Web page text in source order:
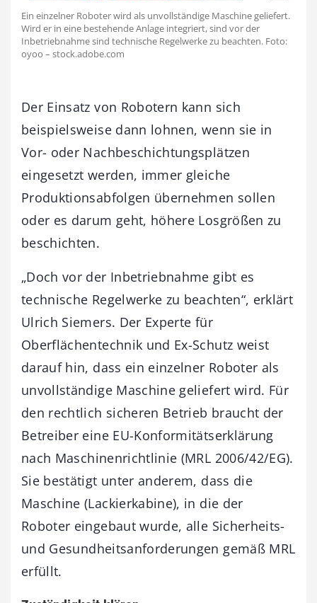
Ein einzelner Roboter wird als unvollständige Maschine geliefert.
Wird er in eine bestehende Anlage integriert, sind vor der
Inbetriebnahme sind technische Regelwerke zu beachten. Foto:
oyoo – stock.adobe.com
Der Einsatz von Robotern kann sich
beispielsweise dann lohnen, wenn sie in
Vor- oder Nachbeschichtungsplätzen
eingesetzt werden, immer gleiche
Produktionsabfolgen übernehmen sollen
oder es darum geht, höhere Losgrößen zu
beschichten.
„Doch vor der Inbetriebnahme gibt es
technische Regelwerke zu beachten“, erklärt
Ulrich Siemers. Der Experte für
Oberflächentechnik und Ex-Schutz weist
darauf hin, dass ein einzelner Roboter als
unvollständige Maschine geliefert wird. Für
den rechtlich sicheren Betrieb braucht der
Betreiber eine EU-Konformitätserklärung
nach Maschinenrichtlinie (MRL 2006/42/EG).
Sie bestätigt unter anderem, dass die
Maschine (Lackierkabine), in die der
Roboter eingebaut wurde, alle Sicherheits-
und Gesundheitsanforderungen gemäß MRL
erfüllt.